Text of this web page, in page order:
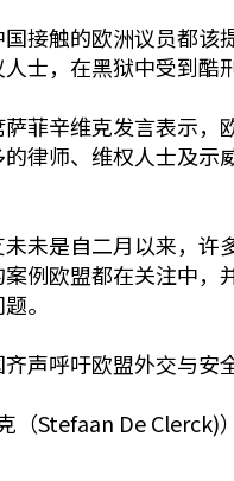
接触的欧洲议员都
士，在黑狱中受到酷
菲辛维克发言表示
律师、维权人士及
未是自二月以来，
例欧盟都在关注中
。
声呼吁欧盟外交与安
（Stefaan De